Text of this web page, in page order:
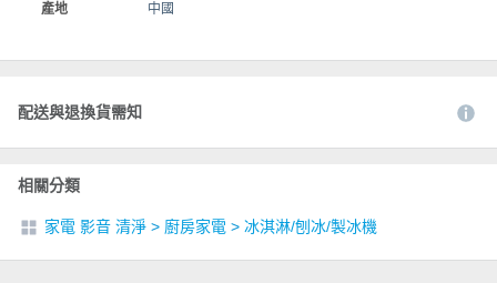
產地 中國
配送與退換貨需知
相關分類
家電 影音 清淨 > 廚房家電 > 冰淇淋/刨冰/製冰機